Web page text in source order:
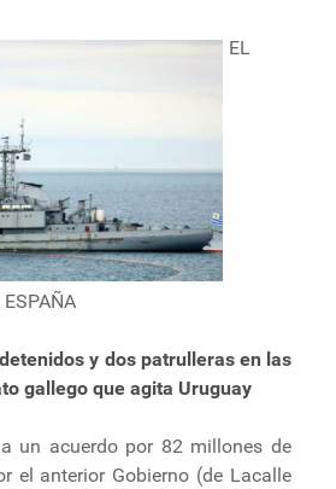
EL
y dos patrulleras en las
gallego que agita Uruguay
un acuerdo por 82 millones de
el anterior Gobierno (de Lacalle